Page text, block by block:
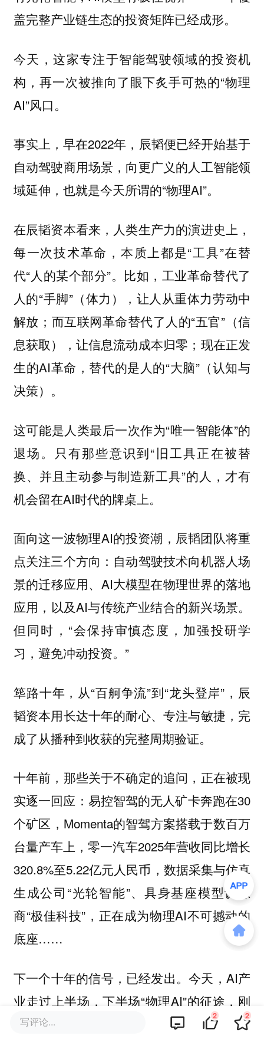
盖完整产业链生态的投资矩阵已经成形。
今天，这家专注于智能驾驶领域的投资机
构，再一次被推向了眼下炙手可热的“物理
AI”风口。
事实上，早在2022年，辰韬便已经开始基于
自动驾驶商用场景，向更广义的人工智能领
域延伸，也就是今天所谓的“物理AI”。
在辰韬资本看来，人类生产力的演进史上，
每一次技术革命，本质上都是“工具”在替
代“人的某个部分”。比如，工业革命替代了
人的“手脚”（体力），让人从重体力劳动中
解放；而互联网革命替代了人的“五官”（信
息获取），让信息流动成本归零；现在正发
生的AI革命，替代的是人的“大脑”（认知与
决策）。
这可能是人类最后一次作为“唯一智能体”的
退场。只有那些意识到“旧工具正在被替
换、并且主动参与制造新工具”的人，才有
机会留在AI时代的牌桌上。
面向这一波物理AI的投资潮，辰韬团队将重
点关注三个方向：自动驾驶技术向机器人场
景的迁移应用、AI大模型在物理世界的落地
应用，以及AI与传统产业结合的新兴场景。
但同时，“会保持审慎态度，加强投研学
习，避免冲动投资。”
筚路十年，从“百舸争流”到“龙头登岸”，辰
韬资本用长达十年的耐心、专注与敏捷，完
成了从播种到收获的完整周期验证。
十年前，那些关于不确定的追问，正在被现
实逐一回应：易控智驾的无人矿卡奔跑在30
个矿区，Momenta的智驾方案搭载于数百万
台量产车上，零一汽车2025年营收同比增长
320.8%至5.22亿元人民币，数据采集与仿真
生成公司“光轮智能”、具身基座模型训练
商“极佳科技”，正在成为物理AI不可撼动的
底座……
下一个十年的信号，已经发出。今天，AI产
业走过上半场，下半场“物理AI"的征途，刚
刚启程。
写评论... 2 2